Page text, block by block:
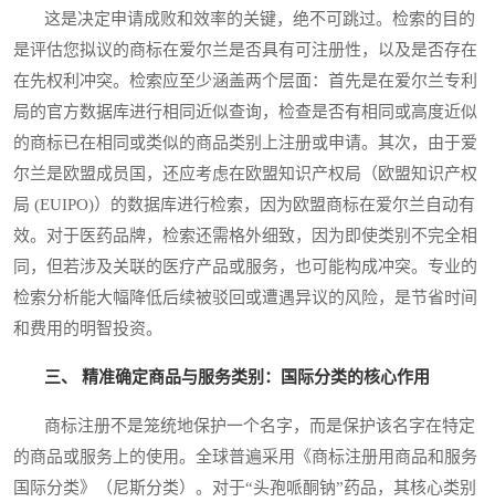
这是决定申请成败和效率的关键，绝不可跳过。检索的目的
是评估您拟议的商标在爱尔兰是否具有可注册性，以及是否存在
在先权利冲突。检索应至少涵盖两个层面：首先是在爱尔兰专利
局的官方数据库进行相同近似查询，检查是否有相同或高度近似
的商标已在相同或类似的商品类别上注册或申请。其次，由于爱
尔兰是欧盟成员国，还应考虑在欧盟知识产权局（欧盟知识产权
局 (EUIPO)）的数据库进行检索，因为欧盟商标在爱尔兰自动有
效。对于医药品牌，检索还需格外细致，因为即使类别不完全相
同，但若涉及关联的医疗产品或服务，也可能构成冲突。专业的
检索分析能大幅降低后续被驳回或遭遇异议的风险，是节省时间
和费用的明智投资。
三、 精准确定商品与服务类别：国际分类的核心作用
商标注册不是笼统地保护一个名字，而是保护该名字在特定
的商品或服务上的使用。全球普遍采用《商标注册用商品和服务
国际分类》（尼斯分类）。对于“头孢哌酮钠”药品，其核心类别